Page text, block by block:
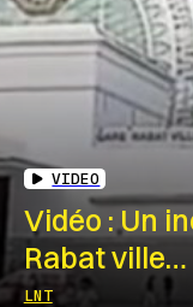
VIDEO
Vidéo : Un
Rabat ville…
LNT